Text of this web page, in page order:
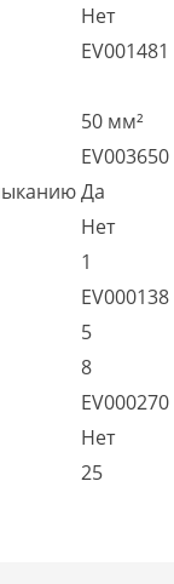
Нет
EV001481
50 мм²
EV003650
Да
Нет
1
EV000138
5
8
EV000270
Нет
25